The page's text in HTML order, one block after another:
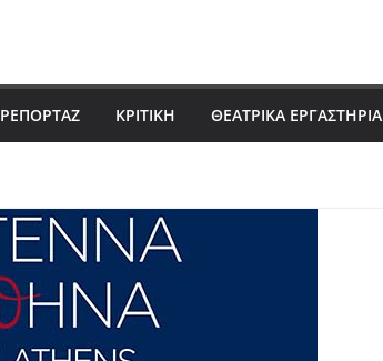
ΡΕΠΟΡΤΆΖ ΚΡΙΤΙΚΗ ΘΕΑΤΡΙΚΑ ΕΡΓΑΣΤΗΡΙΑ